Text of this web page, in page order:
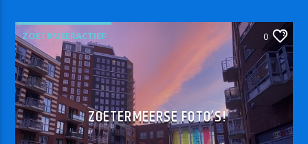
ZOETRMEERACTIEF 0
ZOETERMEERSE FOTO’S!